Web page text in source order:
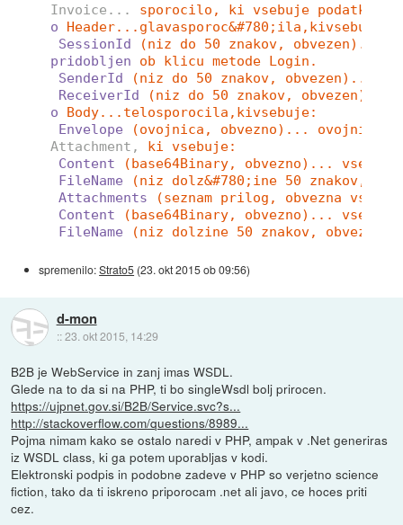
Invoice...
sporocilo, ki vsebuje podatke o
o
Header...glavasporoc&#780;ila,kivsebuje:
SessionId
(niz do 50 znakov,
pridobljen
ob klicu metode Login.
SenderId
(niz do 50 znakov, obvezen)...
ReceiverId
(niz do 50 znakov,
o
Body...telosporocila,kivsebuje:
Envelope
(ovojnica, obvezno)... ovojnica
Attachment,
ki vsebuje:
Content
(base64Binary, obvezno)...
FileName
(niz dolz&#780;ine 50 znakov,
Attachments
(seznam prilog, obvezna
Content
(base64Binary, obvezno)...
FileName
(niz dolzine 50 znakov,
spremenilo:Strato5 (23. okt 2015 ob 09:56)
d-mon
::23. okt 2015, 14:29
B2B je WebService in zanj imas WSDL.
Glede na to da si na PHP, ti bo singleWsdl bolj prirocen.
https://ujpnet.gov.si/B2B/Service.svc?s...
http://stackoverflow.com/questions/8989...
Pojma nimam kako se ostalo naredi v PHP, ampak v .Net generiras
iz WSDL class, ki ga potem uporabljas v kodi.
Elektronski podpis in podobne zadeve v PHP so verjetno science
fiction, tako da ti iskreno priporocam .net ali javo, ce hoces priti
cez.